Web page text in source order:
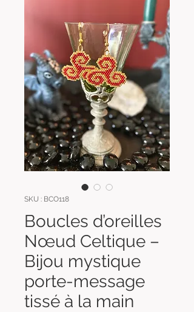
SKU : BCO118
Boucles d’oreilles
Nœud Celtique –
Bijou mystique
porte-message
tissé à la main